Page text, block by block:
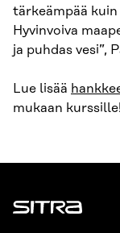
tärkeämpää
Hyvinvoiva
ja puhdas vesi”,
Lue lisää
mukaan kurssille!
Sitra